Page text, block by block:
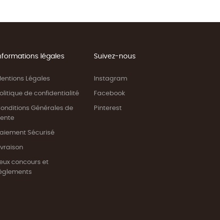
légales
Légales
de confidentialité
Générales de
Sécurisé
concours et
Suivez-nous
Instagram
Facebook
Pinterest